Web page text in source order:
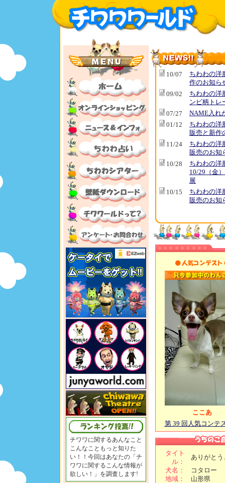
チワワに関するあんなこと
こんなこともっと知りた
い！！今回はあなたの「チ
ワワに関するこんな情報が
欲しい！」を調査します!
10/07
ちわわの洋
作のお知ら
09/02
ちわわの洋
ンビ柄トレ
07/27
NAME入れ
01/12
ちわわの洋
販売と新作
11/24
ちわわの洋
販売のお知
10/28
ちわわの
10/29（金
展
10/15
ちわわの洋
販売のお知
ここあ
第 39 回人気コンテ
タイト
ル：
ありがと
犬名：
コタロー
地域：
山形県